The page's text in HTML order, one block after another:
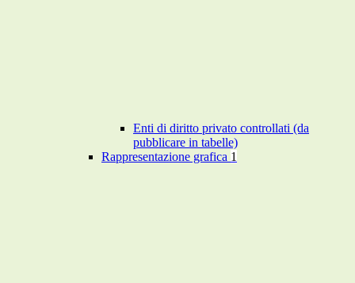
Enti di diritto privato controllati (da
pubblicare in tabelle)
Rappresentazione grafica 1